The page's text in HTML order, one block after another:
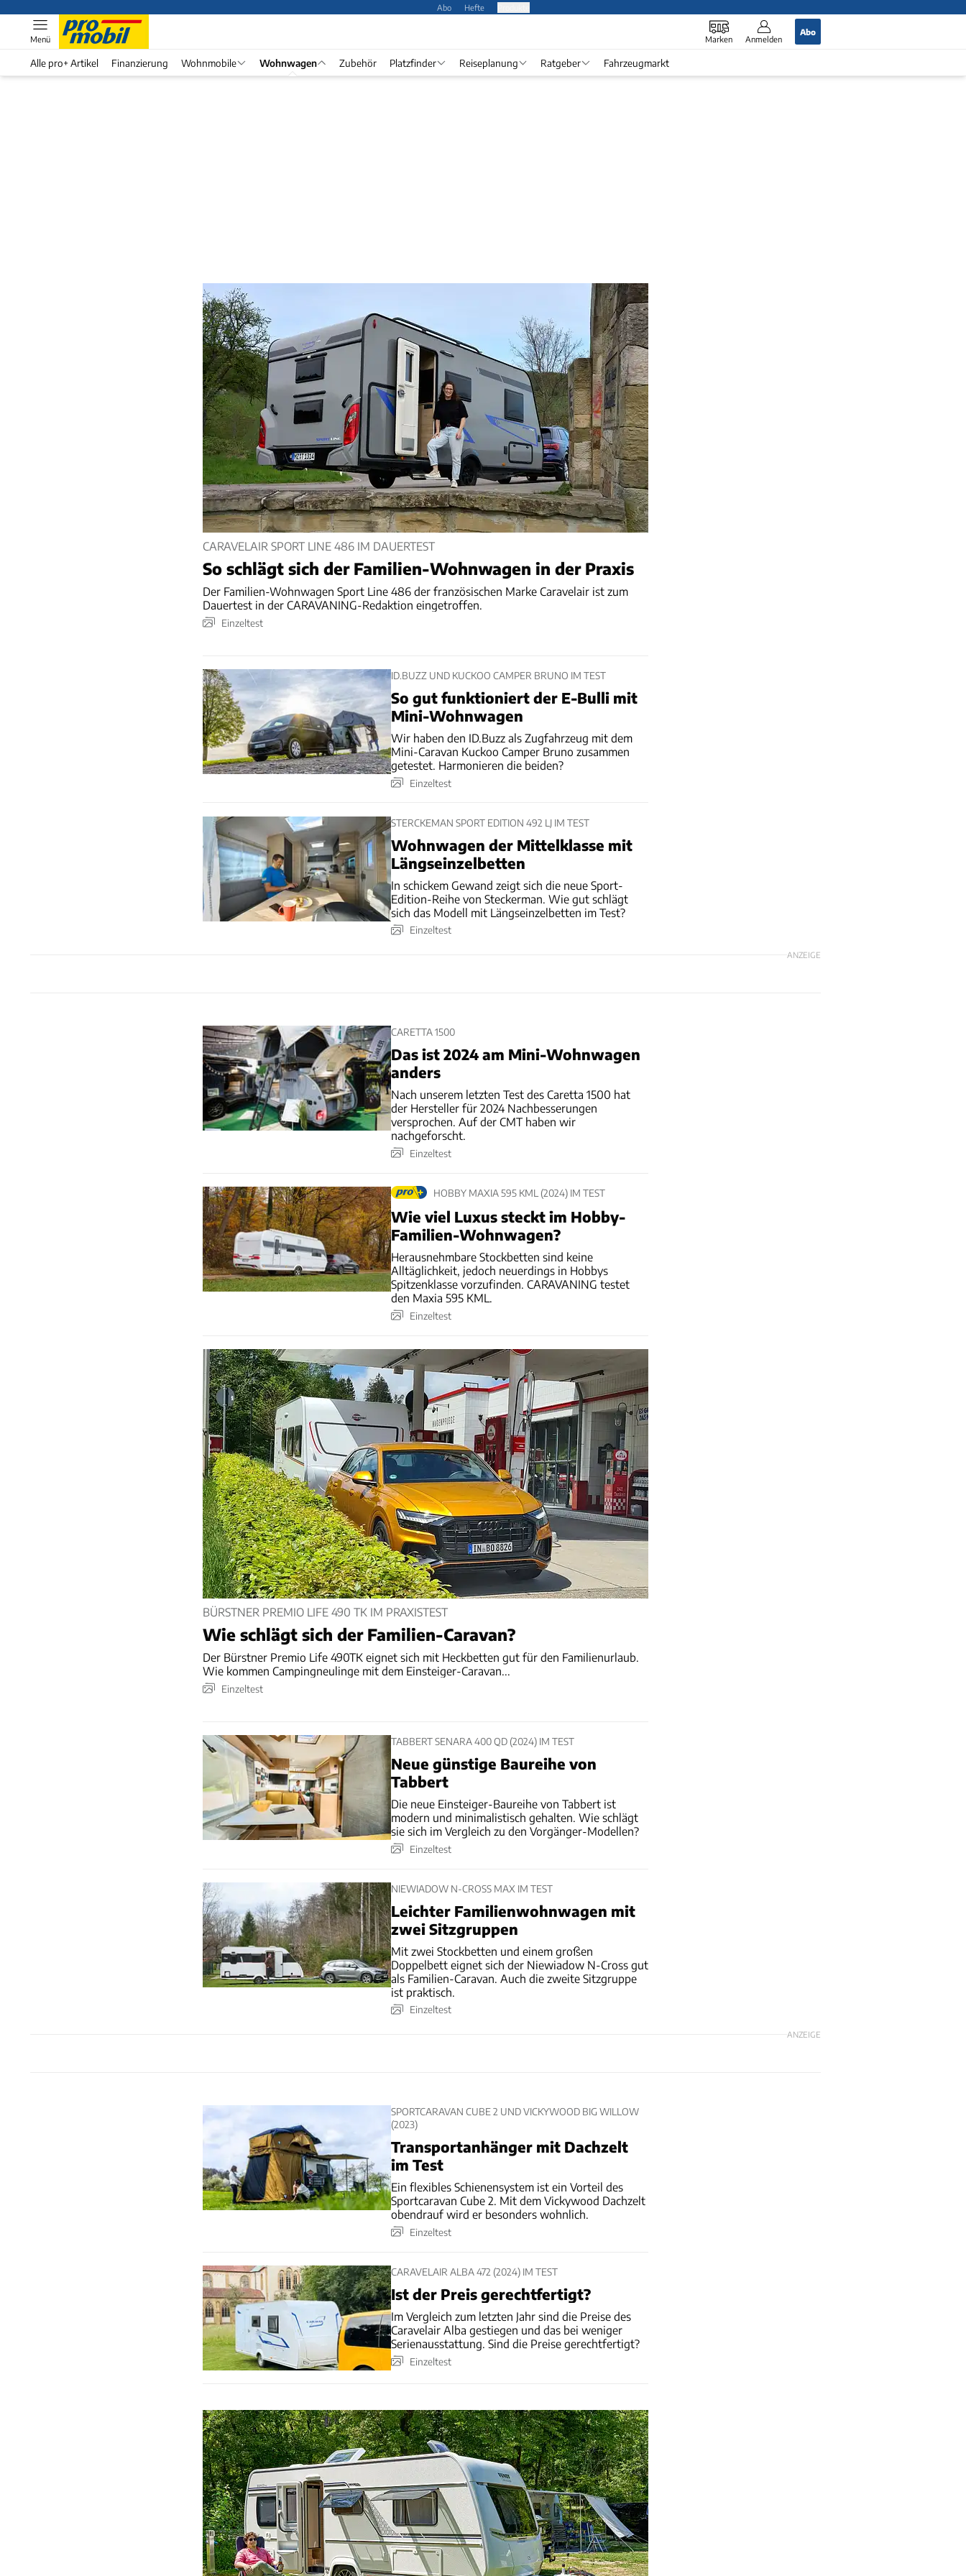
Abo Hefte
Marken Anmelden
Abo
Menü
Alle pro+ Artikel Finanzierung Wohnmobile Wohnwagen Zubehör Platzfinder Reiseplanung Ratgeber Fahrzeugmarkt
CARAVELAIR SPORT LINE 486 IM DAUERTEST
So schlägt sich der Familien-Wohnwagen in der Praxis
Der Familien-Wohnwagen Sport Line 486 der französischen Marke Caravelair ist zum
Dauertest in der CARAVANING-Redaktion eingetroffen.
Einzeltest
ID.BUZZ UND KUCKOO CAMPER BRUNO IM TEST
So gut funktioniert der E-Bulli mit
Mini-Wohnwagen
Wir haben den ID.Buzz als Zugfahrzeug mit dem
Mini-Caravan Kuckoo Camper Bruno zusammen
getestet. Harmonieren die beiden?
Einzeltest
STERCKEMAN SPORT EDITION 492 LJ IM TEST
Wohnwagen der Mittelklasse mit
Längseinzelbetten
In schickem Gewand zeigt sich die neue Sport-
Edition-Reihe von Steckerman. Wie gut schlägt
sich das Modell mit Längseinzelbetten im Test?
Einzeltest
ANZEIGE
CARETTA 1500
Das ist 2024 am Mini-Wohnwagen
anders
Nach unserem letzten Test des Caretta 1500 hat
der Hersteller für 2024 Nachbesserungen
versprochen. Auf der CMT haben wir
nachgeforscht.
Einzeltest
HOBBY MAXIA 595 KML (2024) IM TEST
Wie viel Luxus steckt im Hobby-
Familien-Wohnwagen?
Herausnehmbare Stockbetten sind keine
Alltäglichkeit, jedoch neuerdings in Hobbys
Spitzenklasse vorzufinden. CARAVANING testet
den Maxia 595 KML.
Einzeltest
BÜRSTNER PREMIO LIFE 490 TK​ IM PRAXISTEST
Wie schlägt sich der Familien-Caravan?
Der Bürstner Premio Life 490TK​ eignet sich mit Heckbetten gut für den Familienurlaub.
Wie kommen Campingneulinge mit dem Einsteiger-Caravan...
Einzeltest
TABBERT SENARA 400 QD (2024) IM TEST
Neue günstige Baureihe von
Tabbert
Die neue Einsteiger-Baureihe von Tabbert ist
modern und minimalistisch gehalten. Wie schlägt
sie sich im Vergleich zu den Vorgänger-Modellen?
Einzeltest
NIEWIADOW N-CROSS MAX IM TEST
Leichter Familienwohnwagen mit
zwei Sitzgruppen
Mit zwei Stockbetten und einem großen
Doppelbett eignet sich der Niewiadow N-Cross gut
als Familien-Caravan. Auch die zweite Sitzgruppe
ist praktisch.
Einzeltest
ANZEIGE
SPORTCARAVAN CUBE 2 UND VICKYWOOD BIG WILLOW
(2023)
Transportanhänger mit Dachzelt
im Test
Ein flexibles Schienensystem ist ein Vorteil des
Sportcaravan Cube 2. Mit dem Vickywood Dachzelt
obendrauf wird er besonders wohnlich.
Einzeltest
CARAVELAIR ALBA 472 (2024) IM TEST
Ist der Preis gerechtfertigt?
Im Vergleich zum letzten Jahr sind die Preise des
Caravelair Alba gestiegen und das bei weniger
Serienausstattung. Sind die Preise gerechtfertigt?
Einzeltest